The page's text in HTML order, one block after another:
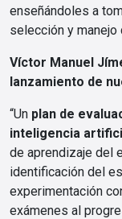
enseñándoles a
selección y manejo
Víctor Manuel
lanzamiento de
“Un plan de
inteligencia
de aprendizaje del
identificación del
experimentación
exámenes al